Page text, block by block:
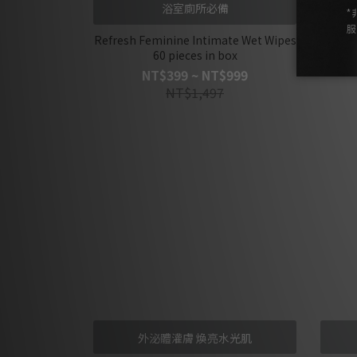
浴室廁所必備
Refresh Feminine Intimate Wet Wipes
60 pieces in box
NT$399 ~ NT$999
NT$1,497
外泌體灌膚 煥亮水光肌